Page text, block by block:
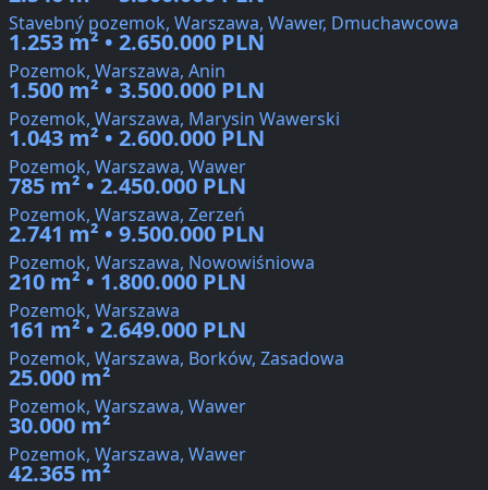
Stavebný pozemok, Warszawa, Wawer, Dmuchawcowa
1.253 m² • 2.650.000 PLN
Pozemok, Warszawa, Anin
1.500 m² • 3.500.000 PLN
Pozemok, Warszawa, Marysin Wawerski
1.043 m² • 2.600.000 PLN
Pozemok, Warszawa, Wawer
785 m² • 2.450.000 PLN
Pozemok, Warszawa, Zerzeń
2.741 m² • 9.500.000 PLN
Pozemok, Warszawa, Nowowiśniowa
210 m² • 1.800.000 PLN
Pozemok, Warszawa
161 m² • 2.649.000 PLN
Pozemok, Warszawa, Borków, Zasadowa
25.000 m²
Pozemok, Warszawa, Wawer
30.000 m²
Pozemok, Warszawa, Wawer
42.365 m²